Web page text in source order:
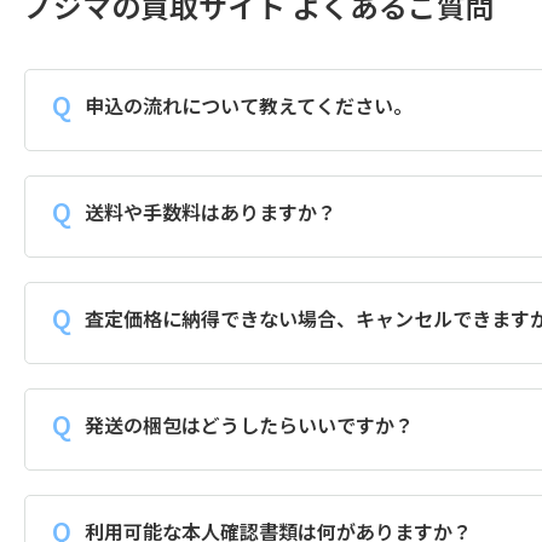
申込の流れについて教えてください。
送料や手数料はありますか？
査定価格に納得できない場合、キャンセルできます
発送の梱包はどうしたらいいですか？
利用可能な本人確認書類は何がありますか？